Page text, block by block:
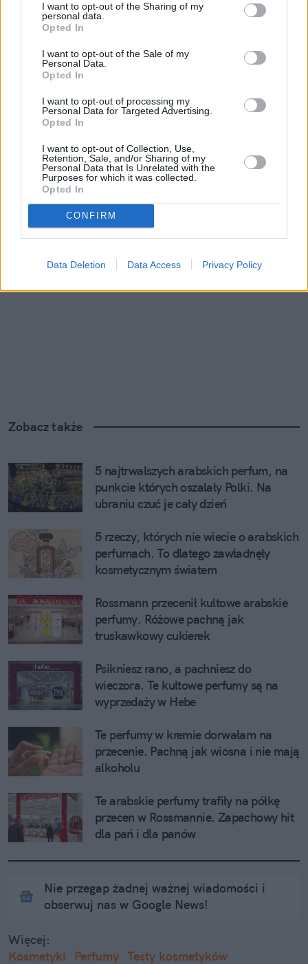
I want to opt-out of the Sharing of my
personal data.
Opted In
I want to opt-out of the Sale of my
Personal Data.
Opted In
I want to opt-out of processing my
Personal Data for Targeted Advertising.
Opted In
I want to opt-out of Collection, Use,
Retention, Sale, and/or Sharing of my
Personal Data that Is Unrelated with the
Purposes for which it was collected.
Opted In
CONFIRM
Data Deletion Data Access Privacy Policy
Zobacz także
5 najtrwalszych arabskich perfum, na
punkcie których oszalały Polki. Na
ubraniu czuć je cały dzień
5 rzeczy, których nie wiecie o arabskich
perfumach. To dlatego zawładnęły
kosmetycznym światem
Rossmann przecenił kultowe arabskie
perfumy. Różowe pachną jak
truskawkowy cukierek
Psikniesz rano, a pachniesz do
wieczora. Te kultowe perfumy są na
wyprzedaży w Hebe
Te perfumy w kremie dorwałam na
przecenie. Pachną jak wiosna i nie mają
alkoholu
Te arabskie perfumy trafiły na półkę
przecen w Rossmannie. Zapachowy hit
dla pań i dla panów
Nie przegap żadnej ważnej wiadomości i
obserwuj nas w Google News!
Więcej:
Kosmetyki
Perfumy Testy kosmetyków